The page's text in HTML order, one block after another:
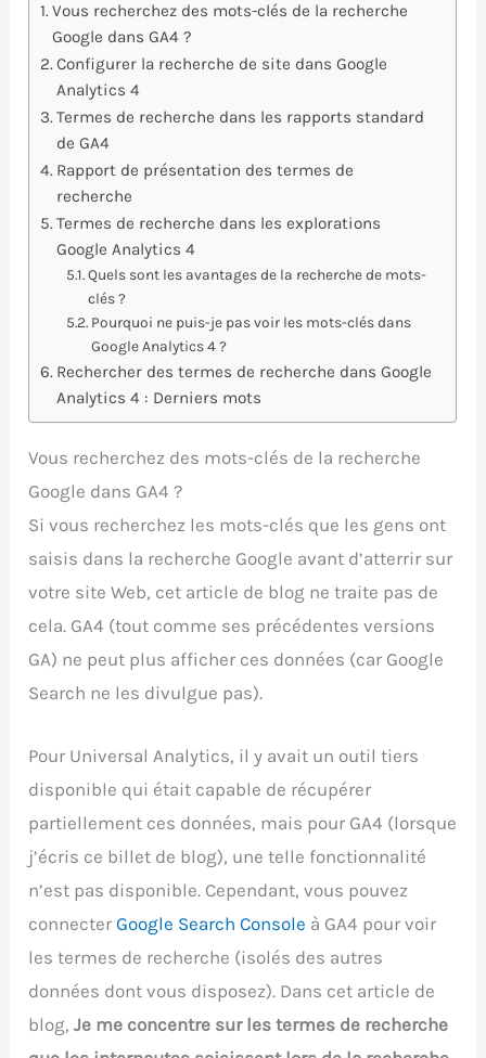
Vous recherchez des mots-clés de la recherche
Google dans GA4 ?
Configurer la recherche de site dans Google
Analytics 4
Termes de recherche dans les rapports standard
de GA4
Rapport de présentation des termes de
recherche
Termes de recherche dans les explorations
Google Analytics 4
Quels sont les avantages de la recherche de mots-
clés ?
Pourquoi ne puis-je pas voir les mots-clés dans
Google Analytics 4 ?
Rechercher des termes de recherche dans Google
Analytics 4 : Derniers mots
Vous recherchez des mots-clés de la recherche
Google dans GA4 ?
Si vous recherchez les mots-clés que les gens ont
saisis dans la recherche Google avant d’atterrir sur
votre site Web, cet article de blog ne traite pas de
cela. GA4 (tout comme ses précédentes versions
GA) ne peut plus afficher ces données (car Google
Search ne les divulgue pas).
Pour Universal Analytics, il y avait un outil tiers
disponible qui était capable de récupérer
partiellement ces données, mais pour GA4 (lorsque
j’écris ce billet de blog), une telle fonctionnalité
n’est pas disponible. Cependant, vous pouvez
connecterGoogle Search Console à GA4 pour voir
les termes de recherche (isolés des autres
données dont vous disposez). Dans cet article de
blog,Je me concentre sur les termes de recherche